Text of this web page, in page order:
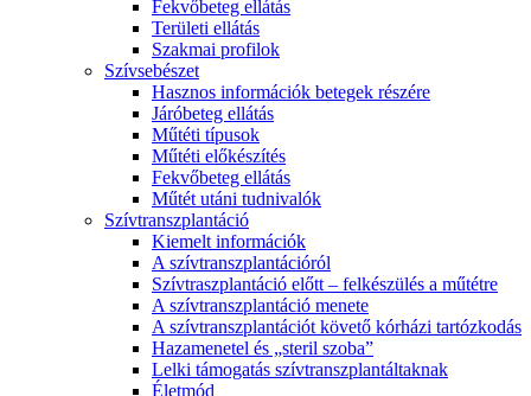
Fekvőbeteg ellátás
Területi ellátás
Szakmai profilok
Szívsebészet
Hasznos információk betegek részére
Járóbeteg ellátás
Műtéti típusok
Műtéti előkészítés
Fekvőbeteg ellátás
Műtét utáni tudnivalók
Szívtranszplantáció
Kiemelt információk
A szívtranszplantációról
Szívtraszplantáció előtt – felkészülés a műtétre
A szívtranszplantáció menete
A szívtranszplantációt követő kórházi tartózkodás
Hazamenetel és „steril szoba”
Lelki támogatás szívtranszplantáltaknak
Életmód